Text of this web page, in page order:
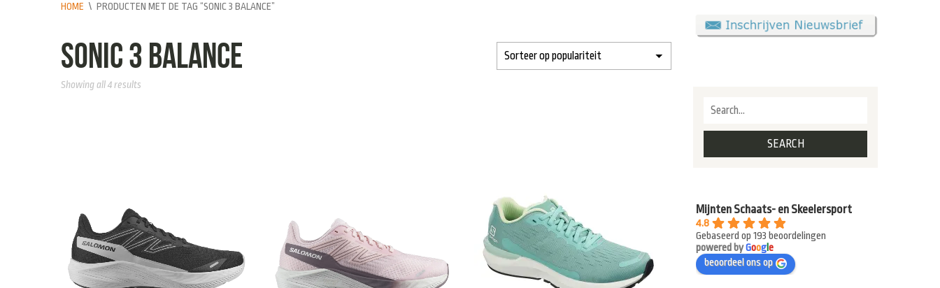
HOME \ PRODUCTEN MET DE TAG “SONIC 3 BALANCE”
sonic 3 balance
Showing all 4 results
Mijnten Schaats- en Skeelersport
4.8
Gebaseerd op 193 beoordelingen
powered byGoogle
beoordeel ons op